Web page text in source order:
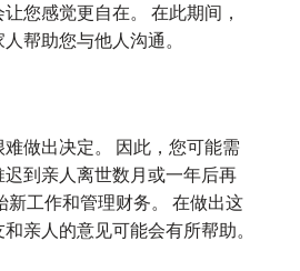
您感觉更自在。 在此期间，
帮助您与他人沟通。
做出决定。 因此，您可能需
到亲人离世数月或一年后再
新工作和管理财务。 在做出这
亲人的意见可能会有所帮助。